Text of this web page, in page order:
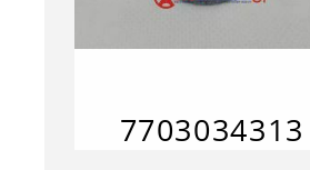
7703034313